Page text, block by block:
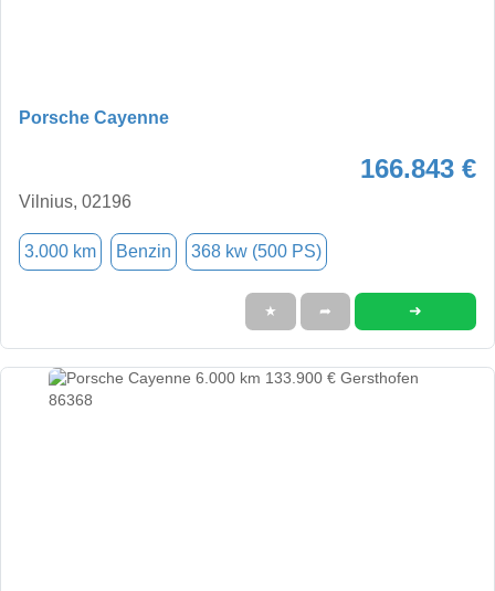
Porsche Cayenne
166.843 €
Vilnius, 02196
3.000 km Benzin 368 kw (500 PS)
★ ➦ ➜